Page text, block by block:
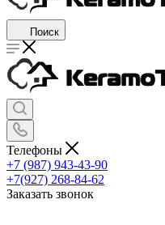
Поиск
Телефоны
+7 (987) 943-43-90
+7(927) 268-84-62
Заказать звонок